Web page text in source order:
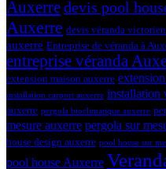
Auxerredevis pool
Auxerre devis véranda
auxerre Entreprise de véranda à
entreprise véranda
extension maison auxerre
installation carport auxerre installation
auxerre pergola bioclimatique auxerre
mesure auxerre pergola sur
house design auxerre pool house sur
pool house Auxerre